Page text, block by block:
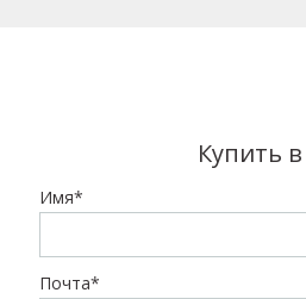
Купить
Имя*
Почта*